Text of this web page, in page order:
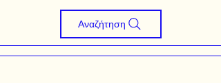
Αναζήτηση